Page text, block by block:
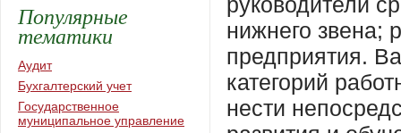
Популярные
тематики
Аудит
Бухгалтерский учет
Государственное
муниципальное управление